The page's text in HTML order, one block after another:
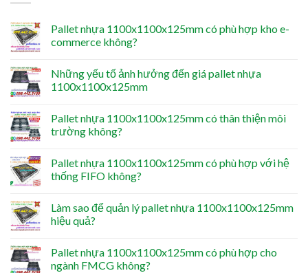
Pallet nhựa 1100x1100x125mm có phù hợp kho e-
commerce không?
Những yếu tố ảnh hưởng đến giá pallet nhựa
1100x1100x125mm
Pallet nhựa 1100x1100x125mm có thân thiện môi
trường không?
Pallet nhựa 1100x1100x125mm có phù hợp với hệ
thống FIFO không?
Làm sao để quản lý pallet nhựa 1100x1100x125mm
hiệu quả?
Pallet nhựa 1100x1100x125mm có phù hợp cho
ngành FMCG không?